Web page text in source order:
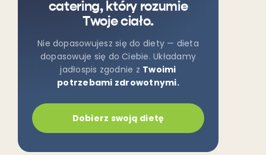
catering, który rozumie
Twoje ciało.
Nie dopasowujesz się do diety — dieta
dopasowuje się do Ciebie. Układamy
jadłospis zgodnie z Twoimi
potrzebami zdrowotnymi.
Dobierz swoją dietę